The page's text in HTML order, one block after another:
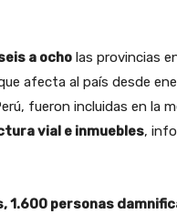
a ocho las provincias
afecta al país desde
fueron incluidas en la
vial e inmuebles,
1.600 personas